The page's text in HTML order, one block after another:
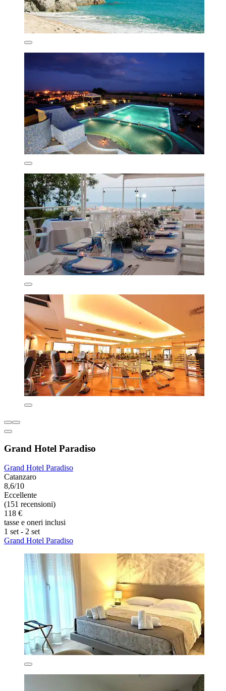
Grand Hotel Paradiso
Grand Hotel Paradiso
Catanzaro
8,6/10
Eccellente
(151 recensioni)
118 €
tasse e oneri inclusi
1 set - 2 set
Grand Hotel Paradiso